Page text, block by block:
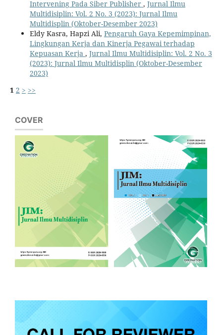
Intervening Pada Siber Publisher , Jurnal Ilmu
Multidisiplin: Vol. 2 No. 3 (2023): Jurnal Ilmu
Multidisplin (Oktober-Desember 2023)
Eldy Kasra, Hapzi Ali, Pengaruh Gaya Kepemimpinan,
Lingkungan Kerja dan Kinerja Pegawai terhadap
Kepuasan Kerja , Jurnal Ilmu Multidisiplin: Vol. 2 No. 3
(2023): Jurnal Ilmu Multidisplin (Oktober-Desember
2023)
1 2 > >>
COVER